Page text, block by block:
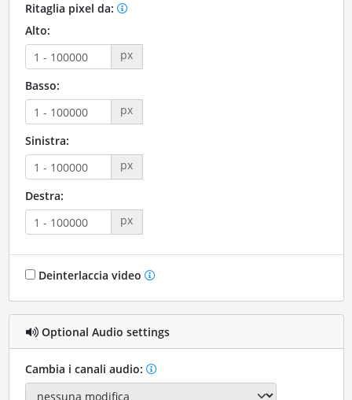
Ritaglia pixel da:
Alto:
px
Basso:
px
Sinistra:
px
Destra:
px
Deinterlaccia video
Optional Audio settings
Cambia i canali audio: